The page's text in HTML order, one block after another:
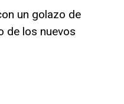
un golazo de
de los nuevos